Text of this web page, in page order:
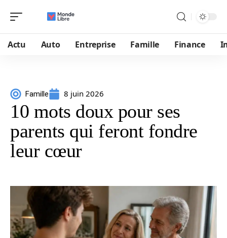
Actu Auto Entreprise Famille Finance
Famille 8 juin 2026
10 mots doux pour ses
parents qui feront fondre
leur cœur